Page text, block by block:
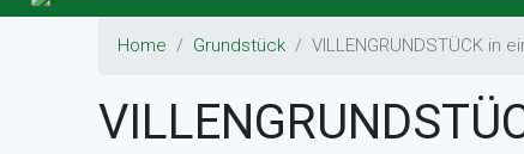
Home Grundstück VILLENGRUNDSTÜCK in